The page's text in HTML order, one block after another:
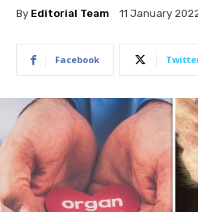
By Editorial Team 11 January
Facebook